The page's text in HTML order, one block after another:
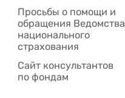
Просьбы о помощи и
обращения Ведомства
национального
страхования
Сайт консультантов
по фондам